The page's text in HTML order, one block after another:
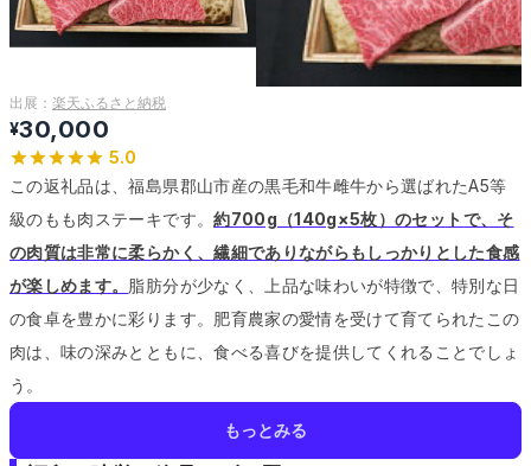
出展： 楽天ふるさと納税
¥30,000
5.0
この返礼品は、福島県郡山市産の黒毛和牛雌牛から選ばれたA5等
級のもも肉ステーキです。約700g（140g×5枚）のセットで、そ
の肉質は非常に柔らかく、繊細でありながらもしっかりとした食感
が楽しめます。 脂肪分が少なく、上品な味わいが特徴で、特別な日
の食卓を豊かに彩ります。 肥育農家の愛情を受けて育てられたこの
肉は、味の深みとともに、食べる喜びを提供してくれることでしょ
う。
もっとみる